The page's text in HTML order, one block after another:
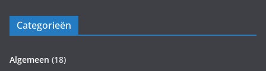
Categorieën
Algemeen (18)